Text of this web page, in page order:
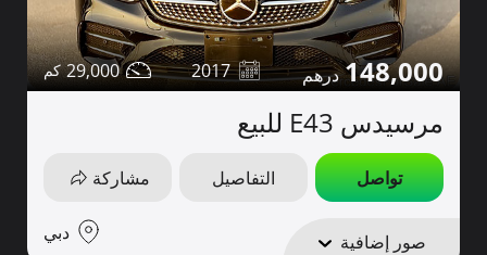
148,000
2017
29,000
مرسيدس E43 للبيع
تواصل التفاصيل مشاركة
صور إضافية دبي